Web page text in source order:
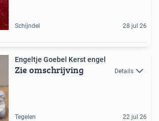
Schijndel 28 jul 26
Engeltje Goebel Kerst engel
Zie omschrijving Details
Tegelen 22 jul 26